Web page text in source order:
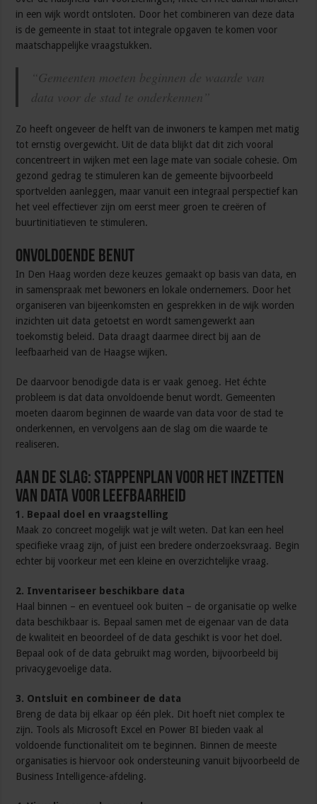
in een wijk wordt ontsloten. Door het combineren van deze data
is de gemeente in staat tot integrale opgaven te komen voor
maatschappelijke vraagstukken.
“Gemeenten moeten beginnen de waarde van
data voor de stad te onderkennen”
Zo heeft ongeveer de helft van de inwoners te kampen met matig
tot ernstig overgewicht. Uit de data blijkt dat dit zich vooral
concentreert in wijken met een lage mate van sociale cohesie. Om
gezond gedrag te stimuleren kan de gemeente bijvoorbeeld
sportvelden aanleggen, maar vanuit een integraal perspectief kan
het veel effectiever zijn om eerst meer groen te creëren of
buurtinitiatieven te stimuleren.
Onvoldoende benut
In Den Haag worden deze keuzes gemaakt op basis van data, en
in samenspraak met bewoners en lokale ondernemers. Door het
organiseren van bijeenkomsten en gesprekken in de wijk worden
inzichten uit data getoetst en wordt samengewerkt aan
toekomstig beleid. Data draagt daarmee direct bij aan de
leefbaarheid van de Haagse wijken.
De daarvoor benodigde data is er vaak genoeg. Het échte
probleem is dat data onvoldoende benut wordt. Gemeenten
moeten daarom beginnen de waarde van data voor de stad te
onderkennen, en vervolgens aan de slag om die waarde te
realiseren.
Aan de slag: stappenplan voor het inzetten
van data voor leefbaarheid
1. Bepaal doel en vraagstelling
Maak zo concreet mogelijk wat je wilt weten. Dat kan een heel
specifieke vraag zijn, of juist een bredere onderzoeksvraag. Begin
echter bij voorkeur met een kleine en overzichtelijke vraag.
2. Inventariseer beschikbare data
Haal binnen – en eventueel ook buiten – de organisatie op welke
data beschikbaar is. Bepaal samen met de eigenaar van de data
de kwaliteit en beoordeel of de data geschikt is voor het doel.
Bepaal ook of de data gebruikt mag worden, bijvoorbeeld bij
privacygevoelige data.
3. Ontsluit en combineer de data
Breng de data bij elkaar op één plek. Dit hoeft niet complex te
zijn. Tools als Microsoft Excel en Power BI bieden vaak al
voldoende functionaliteit om te beginnen. Binnen de meeste
organisaties is hiervoor ook ondersteuning vanuit bijvoorbeeld de
Business Intelligence-afdeling.